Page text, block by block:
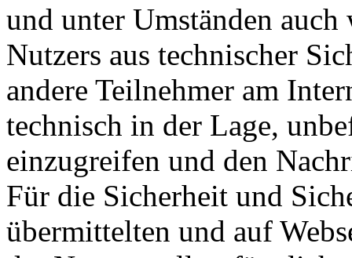
und unter Umständen auch
Nutzers aus technischer
andere Teilnehmer am
technisch in der Lage,
einzugreifen und den
Für die Sicherheit und
übermittelten und auf